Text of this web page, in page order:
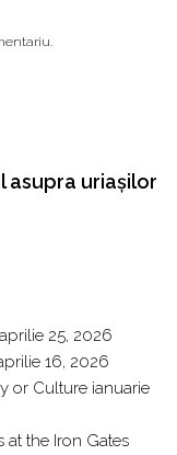
asupra uriașilor
aprilie 25, 2026
16, 2026
or Culture ianuarie
at the Iron Gates